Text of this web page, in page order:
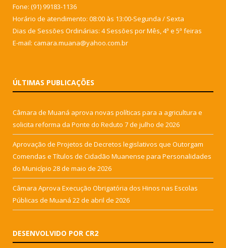
Fone: (91) 99183-1136
Horário de atendimento: 08:00 às 13:00-Segunda / Sexta
Dias de Sessões Ordinárias: 4 Sessões por Mês, 4ª e 5ª feiras
E-mail: camara.muana@yahoo.com.br
ÚLTIMAS PUBLICAÇÕES
Câmara de Muaná aprova novas políticas para a agricultura e
solicita reforma da Ponte do Reduto 7 de julho de 2026
Aprovação de Projetos de Decretos legislativos que Outorgam
Comendas e Títulos de Cidadão Muanense para Personalidades
do Município 28 de maio de 2026
Câmara Aprova Execução Obrigatória dos Hinos nas Escolas
Públicas de Muaná 22 de abril de 2026
DESENVOLVIDO POR CR2